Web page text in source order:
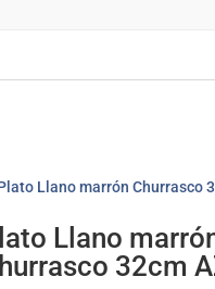
Llano
32cm